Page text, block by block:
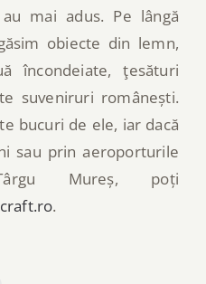
mai adus. Pe lângă
obiecte din lemn,
încondeiate, ţesături
suveniruri românești.
bucuri de ele, iar dacă
sau prin aeroporturile
Mureș, poți
.